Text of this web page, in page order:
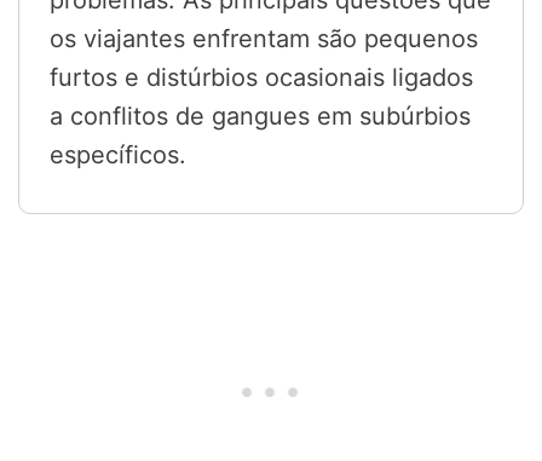
os viajantes enfrentam são pequenos
furtos e distúrbios ocasionais ligados
a conflitos de gangues em subúrbios
específicos.